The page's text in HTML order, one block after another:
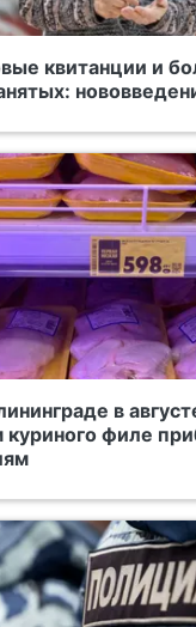
квитанции и
в
куриного филе